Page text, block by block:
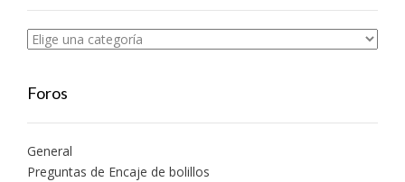
Foros
General
Preguntas de Encaje de bolillos